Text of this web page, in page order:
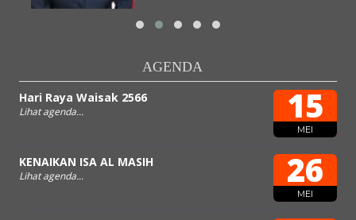
AGENDA
15
MEI
Hari Raya Waisak 2566
Lihat agenda...
26
MEI
KENAIKAN ISA AL MASIH
Lihat agenda...